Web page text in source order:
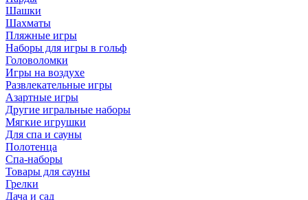
Шашки
Шахматы
Пляжные игры
Наборы для игры в гольф
Головоломки
Игры на воздухе
Развлекательные игры
Азартные игры
Другие игральные наборы
Мягкие игрушки
Для спа и сауны
Полотенца
Спа-наборы
Товары для сауны
Грелки
Дача и сад